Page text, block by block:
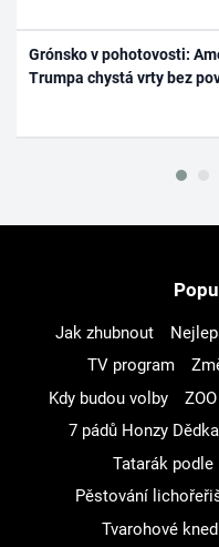
Grónsko v pohotovosti:
Trumpa chystá vrty bez
Jak zhubnout
TV program
Kdy budou volby
7 pádů Honzy Dědka
Tatarák podle
Pěstování
Tvarohové